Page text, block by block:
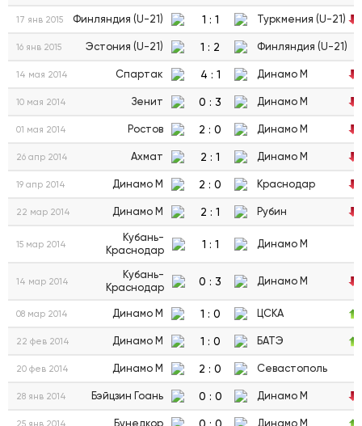
17 янв 2015 Финляндия (U-21) 1 : 1 Туркмения (U-21)
16 янв 2015 Эстония (U-21) 1 : 2 Финляндия (U-21)
14 мая 2014 Спартак 4 : 1 Динамо М
10 мая 2014 Зенит 0 : 3 Динамо М
01 мая 2014 Ростов 2 : 0 Динамо М
26 апр 2014 Ахмат 2 : 1 Динамо М
19 апр 2014 Динамо М 2 : 0 Краснодар
22 мар 2014 Динамо М 2 : 1 Рубин
15 мар 2014
Кубань-
Краснодар
1 : 1 Динамо М
14 мар 2014
Кубань-
Краснодар
0 : 3 Динамо М
08 мар 2014 Динамо М 1 : 0 ЦСКА
22 фев 2014 Динамо М 1 : 0 БАТЭ
20 фев 2014 Динамо М 2 : 0 Севастополь
28 янв 2014 Бэйцзин Гоань 0 : 0 Динамо М
25 янв 2014 Бунедкор 0 : 0 Динамо М